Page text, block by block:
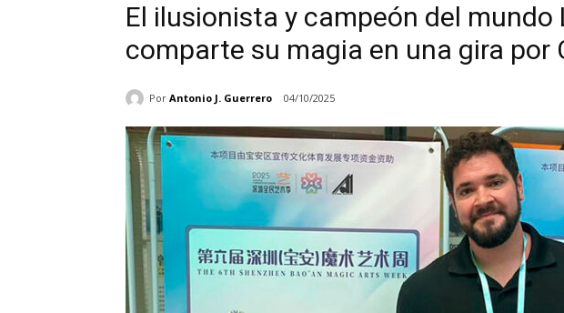
El ilusionista y campeón del mundo
comparte su magia en una gira por
Por Antonio J. Guerrero 04/10/2025